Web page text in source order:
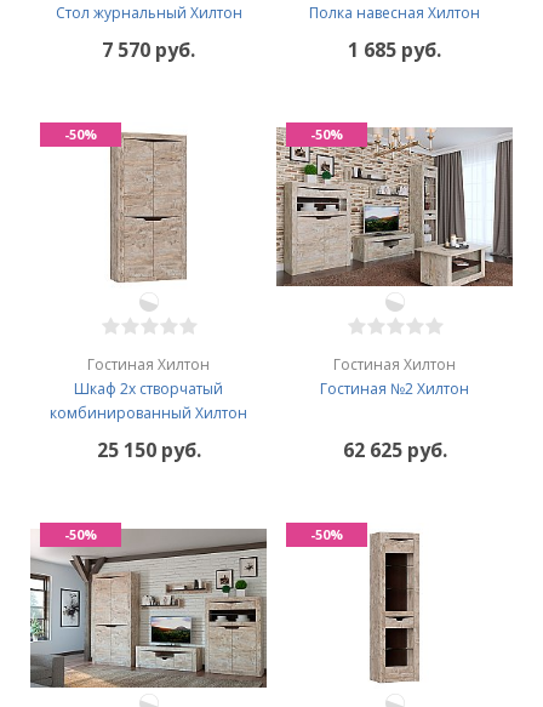
Стол журнальный Хилтон
7 570 руб.
Полка навесная Хилтон
1 685 руб.
Гостиная Хилтон
Шкаф 2х створчатый
комбинированный Хилтон
25 150 руб.
-50%
Гостиная Хилтон
Гостиная №2 Хилтон
62 625 руб.
-50%
-50% -50%